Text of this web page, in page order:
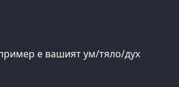
е вашият ум/тяло/дух